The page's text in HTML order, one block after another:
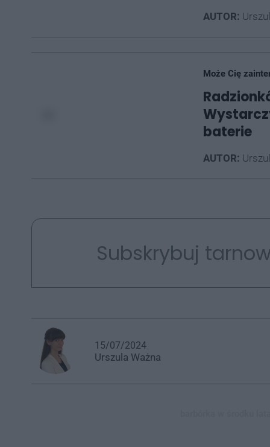
AUTOR:
Może Cię
baterie
AUTOR:
Subskrybuj
15/07/2024
Urszula Ważna